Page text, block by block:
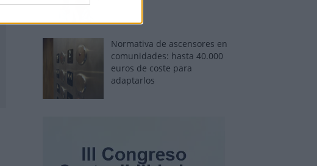
Normativa de ascensores en
comunidades: hasta 40.000
euros de coste para
adaptarlos